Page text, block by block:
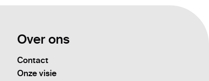
Over ons
Contact
Onze visie